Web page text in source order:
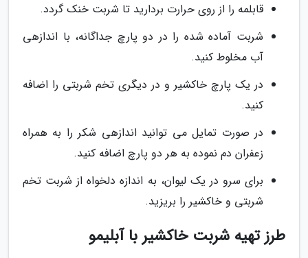
قابلمه را از روی حرارت بردارید تا شربت خنک گردد.
شربت آماده شده را در دو پارچ جداگانه، با اندازهی
آب مخلوط کنید.
در یک پارچ خاکشیر و در دیگری تخم شربتی را اضافه
کنید.
در صورت تمایل می توانید اندازهی شکر را به همراه
زعفران دم نموده به هر دو پارچ اضافه کنید.
برای سرو در یک لیوان، به اندازه دلخواه از شربت تخم
شربتی و خاکشیر را بریزید.
طرز تهیه شربت خاکشیر با آبلیمو